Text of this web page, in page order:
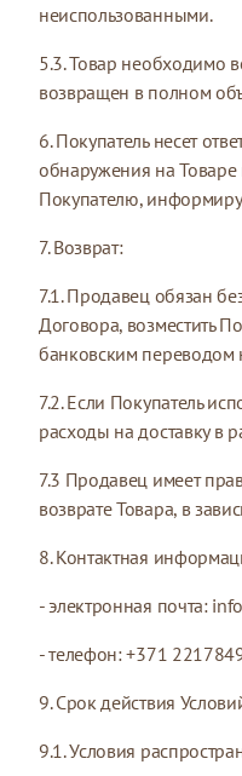
неиспользованными.
5.3. Товар необходимо
возвращен в полном
6. Покупатель несет
обнаружения на
Покупателю,
7. Возврат:
7.1. Продавец обязан
Договора, возместить
банковским переводом
7.2. Если Покупатель
расходы на доставку в
7.3 Продавец имеет
возврате Товара, в
8. Контактная
- электронная почта:
- телефон: +371
9. Срок действия
9.1. Условия